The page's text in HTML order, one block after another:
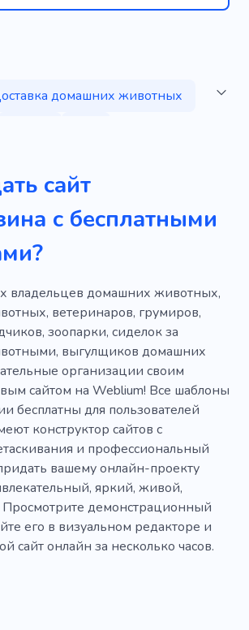
домашних животных
врач
Лапа
Убежище
Питомник
Питание
животных
питомец
Грумер
Хаски
Счастливый
Хладнокровный
Змея Кролик
Услуги
Любовь
Обучение
Черепаха
Комфорт
Специалист
сайт
с бесплатными
владельцев домашних животных,
ветеринаров, грумиров,
зоопарки, сиделок за
выгулщиков домашних
организации своим
сайтом на Weblium! Все шаблоны
бесплатны для пользователей
конструктор сайтов с
и профессиональный
вашему онлайн-проекту
яркий, живой,
Просмотрите демонстрационный
его в визуальном редакторе и
сайт онлайн за несколько часов.